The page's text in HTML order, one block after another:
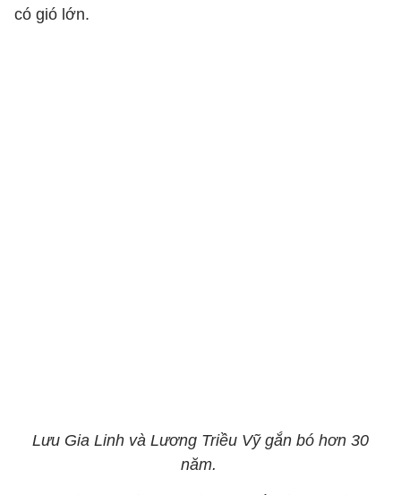
có gió lớn.
Lưu Gia Linh và Lương Triều Vỹ gắn bó hơn 30
năm.